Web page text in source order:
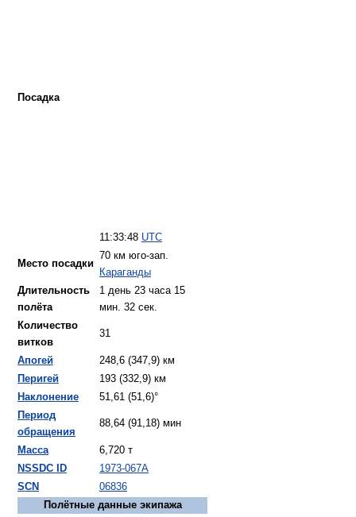
Посадка
11:33:48 UTC
Место посадки
70 км юго-зап.
Караганды
Длительность
полёта
1 день 23 часа 15
мин. 32 сек.
Количество
витков
31
Апогей
248,6 (347,9) км
Перигей
193 (332,9) км
Наклонение
51,61 (51,6)°
Период
обращения
88,64 (91,18) мин
Масса
6,720 т
NSSDC ID
1973-067A
SCN
06836
Полётные данные экипажа